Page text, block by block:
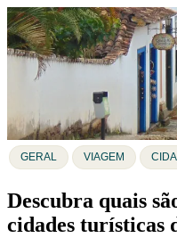
GERAL VIAGEM
Descubra quais
cidades turísticas